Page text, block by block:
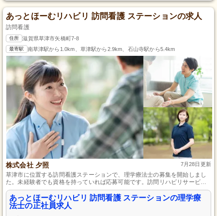
あっとほーむリハビリ 訪問看護 ステーションの求人
訪問看護
住所 滋賀県草津市矢橋町7-8
最寄駅 南草津駅から1.0km、草津駅から2.9km、石山寺駅から5.4km
株式会社 夕照 7月28日更新
草津市に位置する訪問看護ステーションで、理学療法士の募集を開始しまし
た。未経験者でも資格を持っていれば応募可能です。訪問リハビリサービス
を通じて、地域の方々の健康と生活の質の向上に貢献できる仕事です。先輩
職員が一から丁寧に指導するので、安心して成長していくことができます。
あっとほーむリハビリ 訪問看護 ステーションの理学療
法士の正社員求人